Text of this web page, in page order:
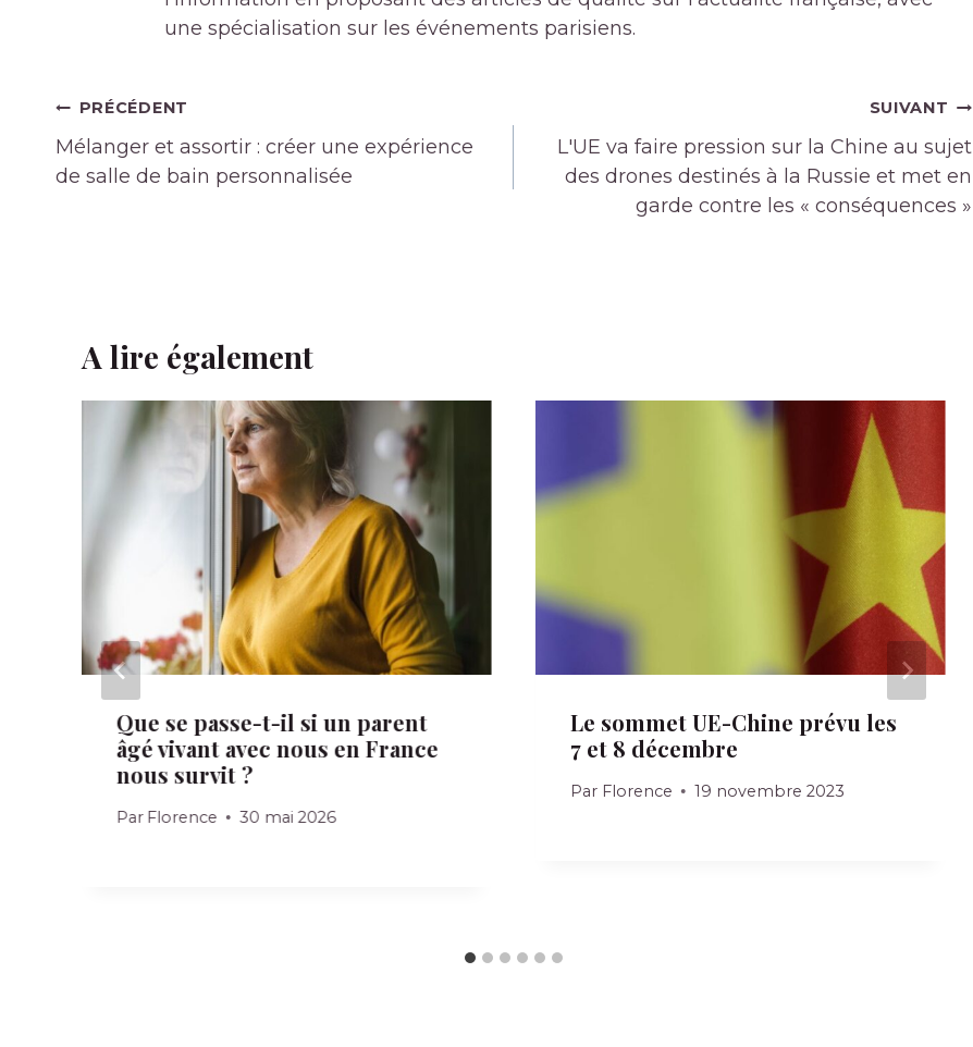
une spécialisation sur les événements parisiens.
Navigation
de
l’article
PRÉCÉDENT
Mélanger et assortir : créer une expérience
de salle de bain personnalisée
SUIVANT
L'UE va faire pression sur la Chine au sujet
des drones destinés à la Russie et met en
garde contre les « conséquences »
A lire également
Que se passe-t-il si un parent
âgé vivant avec nous en France
nous survit ?
Par Florence 30 mai 2026
Le sommet UE-Chine prévu les
7 et 8 décembre
Par Florence 19 novembre 2023